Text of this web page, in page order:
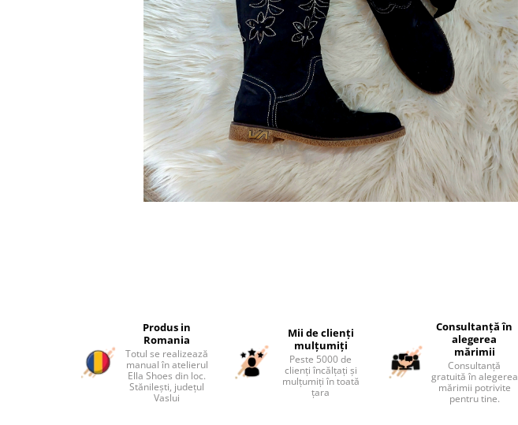
Produs in
Romania
Totul se realizează
manual în atelierul
Ella Shoes din loc.
Stănilești, județul
Vaslui
Mii de clienți
mulțumiți
Peste 5000 de
clienți încălțați și
mulțumiți în toată
țara
Consultanță în
alegerea
mărimii
Consultanță
gratuită în alegerea
mărimii potrivite
pentru tine.